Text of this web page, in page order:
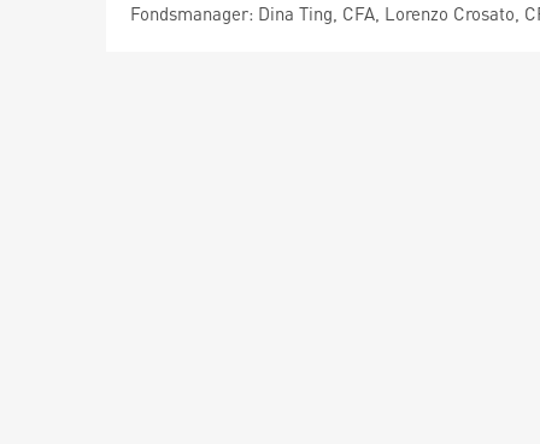
Fondsmanager: Dina Ting, CFA, Lorenzo Crosato,